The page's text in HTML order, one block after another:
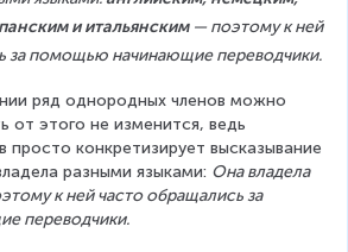
и итальянским — поэтому к ней
за помощью начинающие переводчики.
ряд однородных членов можно
от этого не изменится, ведь
просто конкретизирует высказывание
разными языками: Она владела
к ней часто обращались за
переводчики.